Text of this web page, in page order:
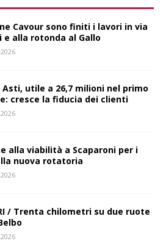
Cavour sono finiti i lavori in via
e alla rotonda al Gallo
Asti, utile a 26,7 milioni nel primo
cresce la fiducia dei clienti
alla viabilità a Scaparoni per i
nuova rotatoria
/ Trenta chilometri su due ruote